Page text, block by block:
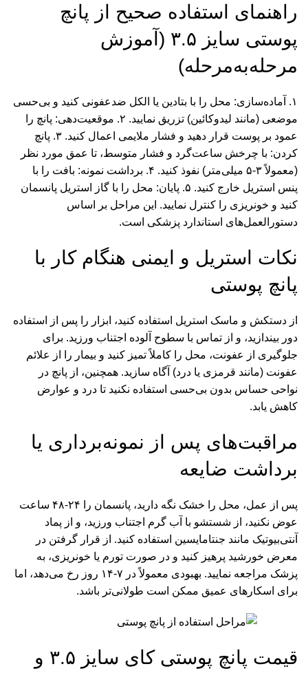
راهنمای استفاده صحیح از پانچ
پوستی سایز ۳.۵ (آموزش
مرحله‌به‌مرحله)
۱. آماده‌سازی: محل را با بتادین یا الکل ضدعفونی کنید و بی‌حسی
موضعی (مانند لیدوکائین) تزریق نمایید. ۲. موقعیت‌دهی: پانچ را
عمود بر پوست قرار دهید و فشار ملایمی اعمال کنید. ۳. پانچ
کردن: با چرخش ساعت‌گرد و فشار متوسط، تا عمق مورد نظر
(معمولاً ۳-۵ میلی‌متر) نفوذ کنید. ۴. برداشت نمونه: بافت را با
پنس استریل خارج کنید. ۵. پایان: محل را با گاز استریل پانسمان
کنید و خونریزی را کنترل نمایید. این مراحل بر اساس
دستورالعمل‌های استاندارد پزشکی است.
نکات استریل و ایمنی هنگام کار با
پانچ پوستی
از دستکش و ماسک استریل استفاده کنید، ابزار را پس از استفاده
دور بیندازید، و از تماس با سطوح آلوده اجتناب ورزید. برای
جلوگیری از عفونت، محل را کاملاً تمیز کنید و بیمار را از علائم
عفونت (مانند قرمزی یا درد) آگاه سازید. همچنین، از پانچ در
نواحی حساس بدون بی‌حسی استفاده نکنید تا درد و عوارض
کاهش یابد.
مراقبت‌های پس از نمونه‌برداری یا
برداشت ضایعه
پس از عمل، محل را خشک نگه دارید، پانسمان را ۲۴-۴۸ ساعت
عوض نکنید، از شستشو با آب گرم اجتناب ورزید، و از پماد
آنتی‌بیوتیک مانند جنتامایسین استفاده کنید. از قرار گرفتن در
معرض خورشید پرهیز کنید و در صورت تورم یا خونریزی، به
پزشک مراجعه نمایید. بهبودی معمولاً در ۷-۱۴ روز رخ می‌دهد، اما
برای اسکارهای عمیق ممکن است طولانی‌تر باشد.
قیمت پانچ پوستی کای سایز ۳.۵ و